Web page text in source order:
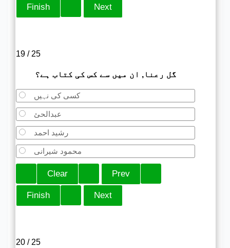
19 / 25
گل رعنا, ان میں سے کس کی کتاب ہے؟
کسی کی نہیں
عبدالحئ
رشید احمد
محمود شیرانی
20 / 25